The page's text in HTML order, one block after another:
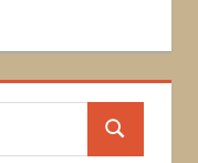
Suchen